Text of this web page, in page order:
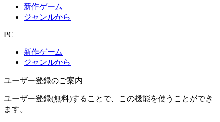
新作ゲーム
ジャンルから
PC
新作ゲーム
ジャンルから
ユーザー登録のご案内
ユーザー登録(無料)することで、この機能を使うことができ
ます。